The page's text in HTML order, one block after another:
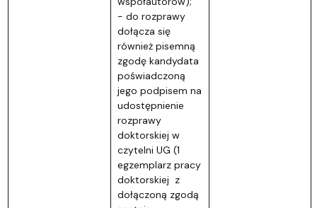
- do rozprawy
dołącza się
również pisemną
zgodę kandydata
poświadczoną
jego podpisem na
udostępnienie
rozprawy
doktorskiej w
czytelni UG (1
egzemplarz pracy
doktorskiej z
dołączoną zgodą